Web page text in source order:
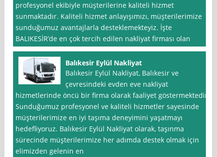
profesyonel ekibiyle müşterilerine kaliteli hizmet
sunmaktadır. Kaliteli hizmet anlayışımızı, müşterilerimize
sunduğumuz avantajlarla desteklemekteyiz. İşte
BALIKESİR’de en çok tercih edilen nakliyat firması olan
Balıkesir Eylül Nakliyat
Balıkesir Eylül Nakliyat, Balıkesir ve
çevresindeki evden eve nakliyat
hizmetlerinde öncü bir firma olarak faaliyet göstermektedir.
Sunduğumuz profesyonel ve kaliteli hizmetler sayesinde
müşterilerimize en iyi taşıma deneyimini yaşatmayı
hedefliyoruz. Balıkesir Eylül Nakliyat olarak, taşınma
sürecinde müşterilerimize her adımda destek olmak için
elimizden gelenin en